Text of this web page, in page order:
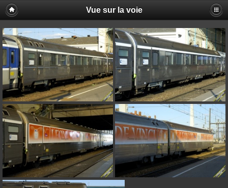
Vue sur la voie